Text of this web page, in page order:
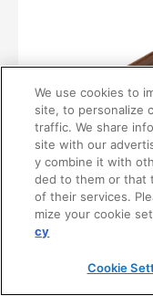
〈UB81〉
WF66-B881-
We use cookies to
site, to personalize
traffic. We share
site with our
y combine it with
ded to them or that
of their services.
mize your cookie
cy
Cookie